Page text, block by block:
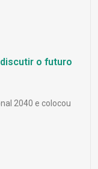
o futuro
2040 e colocou